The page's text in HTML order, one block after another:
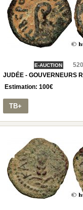
E-AUCTION
JUDÉE - GOUVERNEURS
Estimation:100€
TB+